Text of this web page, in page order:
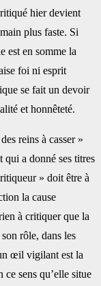
hier devient
plus faste. Si
est en somme la
foi ni esprit
se fait un devoir
et honnêteté.
reins à casser »
qui a donné ses titres
» doit être à
la cause
à critiquer que la
rôle, dans les
œil vigilant est la
sens qu’elle situe